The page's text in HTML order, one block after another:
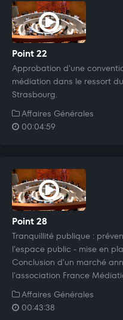
Point 22
Approbation d'une
médiation dans le ressort
Strasbourg.
Affaires Générales
00:04:59
Point 28
Tranquillité publique :
l'espace public - mise en
Conclusion d'un marché
l'association France
Affaires Générales
00:43:38